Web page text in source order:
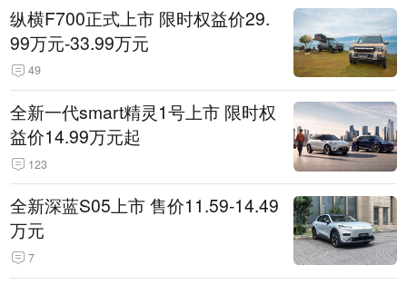
纵横F700正式上市 限时权益价29.
99万元-33.99万元
49
全新一代smart精灵1号上市 限时权
益价14.99万元起
123
全新深蓝S05上市 售价11.59-14.49
万元
7